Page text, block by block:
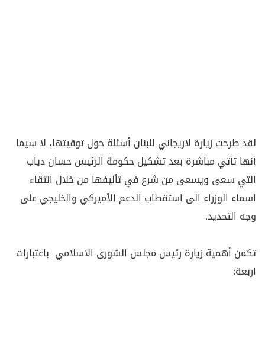
لقد طرحت زيارة لاريجاني للبنان أسئلة حول توقيتها، لا سيما
أنها تأتي مباشرة بعد تشكيل حكومة الرئيس حسان دياب
التي سعى ويسعى من شرع في تأليفها من خلال انتقاء
اسماء الوزراء الى استقطاب الدعم الأميركي والخليجي على
وجه التحديد.
تكمن أهمية زيارة رئيس مجلس الشورى الاسلامي باعتبارات
اربعة: